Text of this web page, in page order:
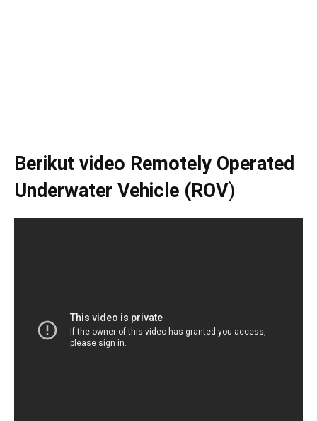
Berikut video Remotely Operated
Underwater Vehicle (ROV)